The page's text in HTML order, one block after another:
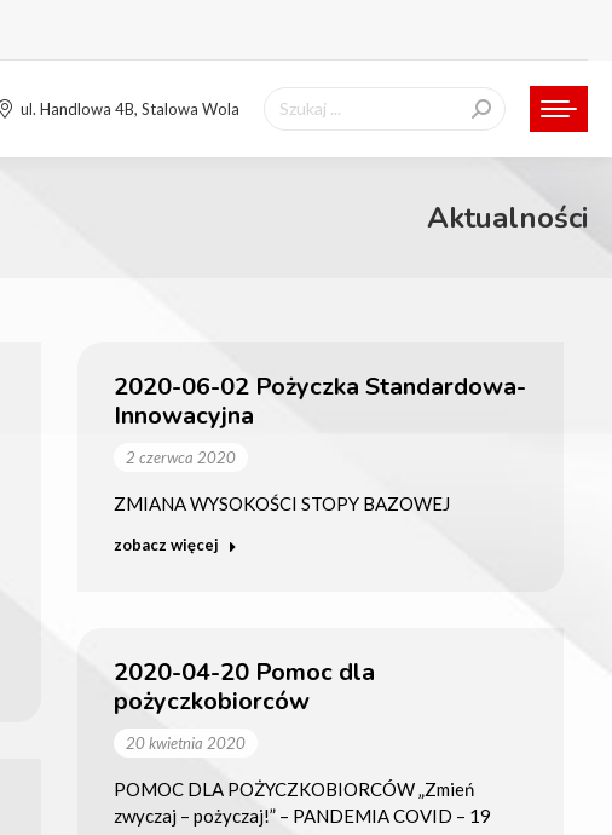
ul. Handlowa 4B, Stalowa Wola Szukaj:
Aktualności
2020-06-02 Pożyczka Standardowa-
Innowacyjna
2 czerwca 2020
ZMIANA WYSOKOŚCI STOPY BAZOWEJ
zobacz więcej
2020-04-20 Pomoc dla
pożyczkobiorców
20 kwietnia 2020
POMOC DLA POŻYCZKOBIORCÓW „Zmień
zwyczaj – pożyczaj!” – PANDEMIA COVID – 19